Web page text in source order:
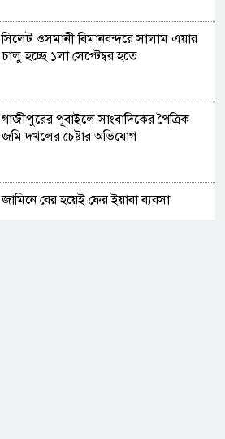
সিলেট ওসমানী বিমানবন্দরে সালাম এয়ার
চালু হচ্ছে ১লা সেপ্টেম্বর হতে
গাজীপুরের পূবাইলে সাংবাদিকের পৈত্রিক
জমি দখলের চেষ্টার অভিযোগ
জামিনে বের হয়েই ফের ইয়াবা ব্যবসা